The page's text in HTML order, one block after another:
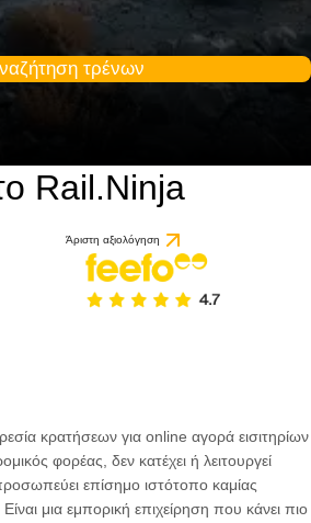
τρένων
Rail.Ninja
Άριστη αξιολόγηση
κρατήσεων για online αγορά εισιτηρίων
φορέας, δεν κατέχει ή λειτουργεί
επίσημο ιστότοπο καμίας
μια εμπορική επιχείρηση που κάνει πιο